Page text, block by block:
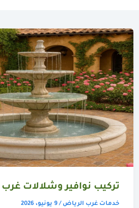
تركيب نوافير وشلالات
خدمات غرب الرياض /9 يونيو، 2026